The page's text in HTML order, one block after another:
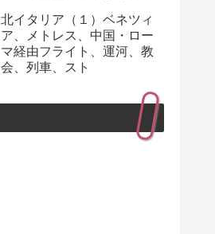
北イタリア（１）ベネツィ
ア、メトレス、中国・ロー
マ経由フライト、運河、教
会、列車、スト